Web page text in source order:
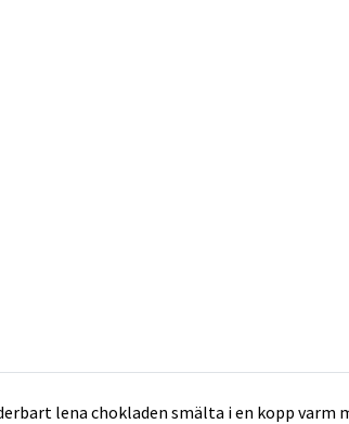
lena chokladen smälta i en kopp varm